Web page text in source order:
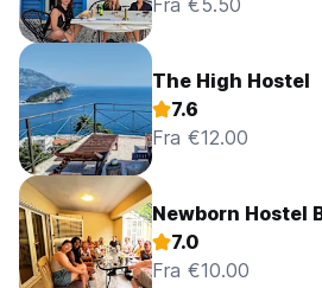
Fra €5.50
The High Hostel
7.6
Fra €12.00
Newborn Hostel
7.0
Fra €10.00